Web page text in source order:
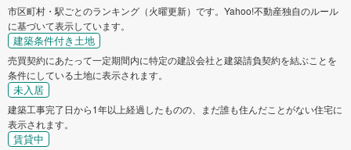
市区町村・駅ごとのランキング（火曜更新）です。Yahoo!不動産独自のルール
に基づいて表示しています。
建築条件付き土地
売買契約にあたって一定期間内に特定の建設会社と建築請負契約を結ぶことを
条件にしている土地に表示されます。
未入居
建築工事完了日から1年以上経過したものの、まだ誰も住んだことがない住宅に
表示されます。
賃貸中